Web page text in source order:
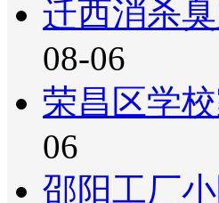
迁西消杀
08-06
荣昌区学
06
邵阳工厂